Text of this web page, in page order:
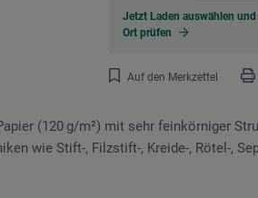
Jetzt Laden auswählen
Ort prüfen
Auf den Merkzettel
(120 g/m²) mit sehr feinkörniger
wie Stift-, Filzstift-, Kreide-, Rötel-,